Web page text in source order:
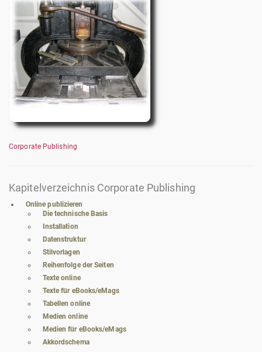
Corporate Publishing
Kapitelverzeichnis Corporate Publishing
Online publizieren
Die technische Basis
Installation
Datenstruktur
Stilvorlagen
Reihenfolge der Seiten
Texte online
Texte für eBooks/eMags
Tabellen online
Medien online
Medien für eBooks/eMags
Akkordschema